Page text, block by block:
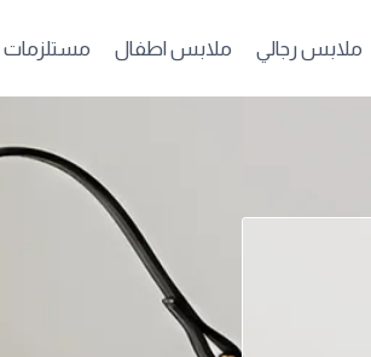
ملابس رجالي ملابس اطفال مستلزمات